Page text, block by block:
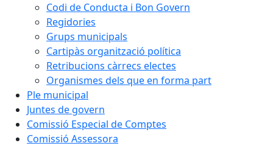
Codi de Conducta i Bon Govern
Regidories
Grups municipals
Cartipàs organització política
Retribucions càrrecs electes
Organismes dels que en forma part
Ple municipal
Juntes de govern
Comissió Especial de Comptes
Comissió Assessora